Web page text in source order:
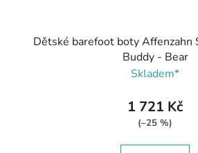
Dětské barefoot boty Affenzahn
Buddy - Bear
Skladem*
1 721 Kč
(–25 %)